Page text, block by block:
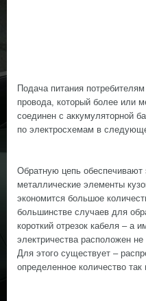
Подача питания
провода, который более или
соединен с аккумуляторной
по электросхемам в
Обратную цепь обеспечивают
металлические элементы
экономится большое
большинстве случаев для
короткий отрезок кабеля – а
электричества расположен
Для этого существует –
определенное количество